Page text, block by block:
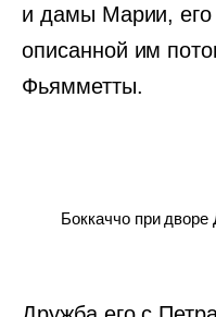
и дамы Марии, его
описанной им
Фьямметты.
Боккаччо при